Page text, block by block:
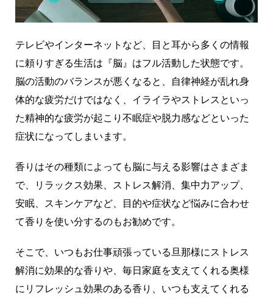
テレビやインターネットなど、目と耳から多くの情報
に頼りすぎる生活は『脳』はフル活動した状態です。
脳の活動のバランスが悪くなると、自律神経が乱れ身
体的な疲労だけではなく、イライラやストレスといっ
た精神的な疲労が起こり不眠症や脱力感などといった
症状になってしまいます。
香りはその種類によっても脳に与える影響はさまざま
で、リラックス効果、ストレス解消、集中力アップ、
安眠、スキンケアなど、目的や症状など悩みに合わせ
て香りを使い分するのもお勧めです。
そこで、いつもお仕事頑張っている旦那様にストレス
解消に効果的な香りや、毎日家庭を支えてくれる奥様
にリフレッシュ効果のある香り、いつも支えてくれる